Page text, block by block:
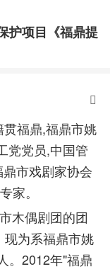
护项目《福鼎提
福鼎,福鼎市姚
党党员,中国管
市戏剧家协会
家。
木偶剧团的团
为系福鼎市姚
。2012年"福鼎